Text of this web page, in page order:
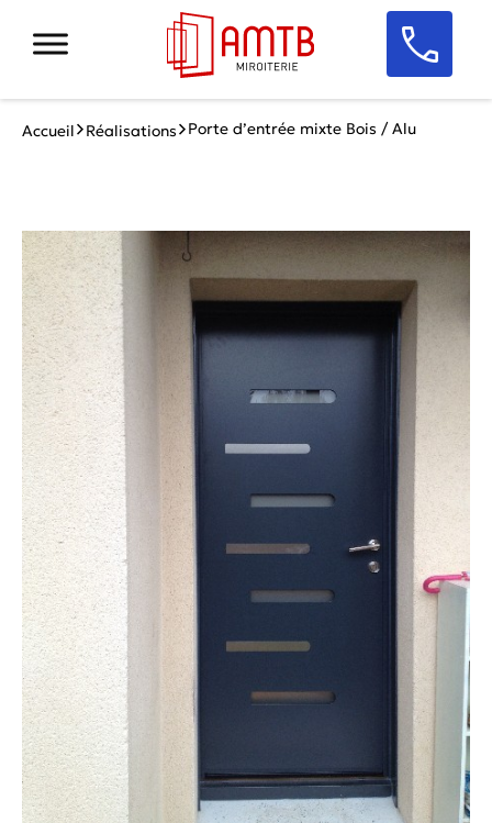
Accueil Réalisations Porte d’entrée mixte Bois / Alu